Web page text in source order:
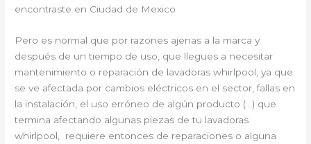
encontraste en Ciudad de Mexico
Pero es normal que por razones ajenas a la marca y
después de un tiempo de uso, que llegues a necesitar
mantenimiento o reparación de lavadoras whirlpool, ya que
se ve afectada por cambios eléctricos en el sector, fallas en
la instalación, el uso erróneo de algún producto (…) que
termina afectando algunas piezas de tu lavadoras
whirlpool, requiere entonces de reparaciones o alguna